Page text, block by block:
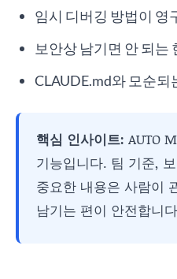
임시 디버깅 방법이 영
보안상 남기면 안 되는
CLAUDE.md와 모순
핵심 인사이트: AUTO
기능입니다. 팀 기준,
중요한 내용은 사람이
남기는 편이 안전합니